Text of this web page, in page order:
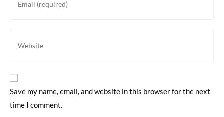
Save my name, email, and website in this browser for the next
time I comment.